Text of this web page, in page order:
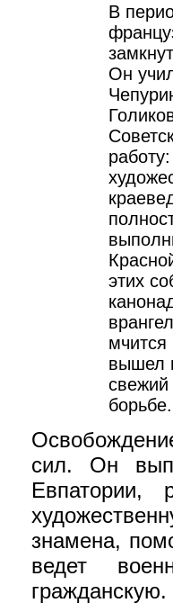
В
Он
этих
мчится
вышел
свежий
сил. Он
Евпатории,
знамена,
ведет
гражданскую.